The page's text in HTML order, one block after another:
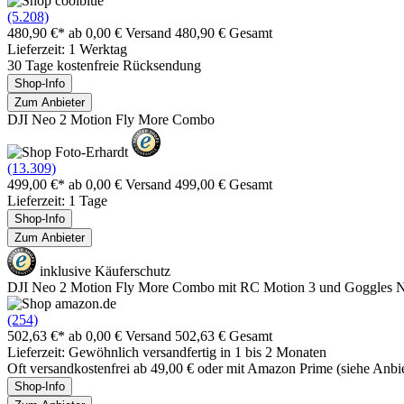
(5.208)
480,90 €* ab 0,00 € Versand 480,90 € Gesamt
Lieferzeit: 1 Werktag
30 Tage kostenfreie Rücksendung
Shop-Info
Zum Anbieter
DJI Neo 2 Motion Fly More Combo
(13.309)
499,00 €* ab 0,00 € Versand 499,00 € Gesamt
Lieferzeit: 1 Tage
Shop-Info
Zum Anbieter
inklusive Käuferschutz
DJI Neo 2 Motion Fly More Combo mit RC Motion 3 und Goggles
(254)
502,63 €* ab 0,00 € Versand 502,63 € Gesamt
Lieferzeit: Gewöhnlich versandfertig in 1 bis 2 Monaten
Oft versandkostenfrei ab 49,00 € oder mit Amazon Prime (siehe
Shop-Info